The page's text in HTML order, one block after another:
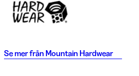
Se mer från Mountain Hardwear